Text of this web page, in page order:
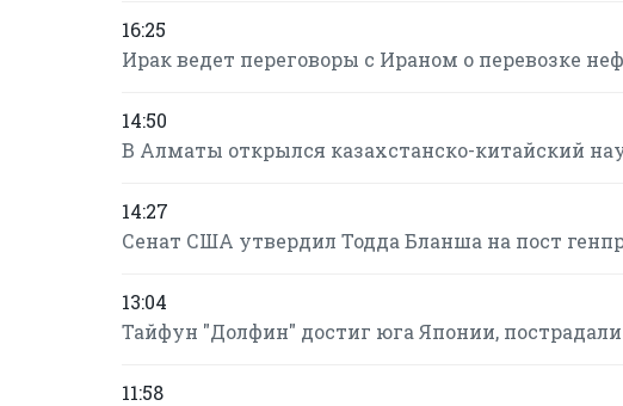
16:25
Ирак ведет переговоры с Ираном о перевозке
14:50
В Алматы открылся казахстанско-китайский
14:27
Сенат США утвердил Тодда Бланша на пост
13:04
Тайфун "Долфин" достиг юга Японии,
11:58